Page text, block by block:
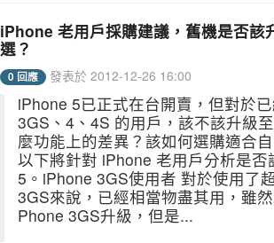
iPhone 老用戶採購建議，舊機是否該
選？
0 回應 發表於 2012-12-26 16:00
iPhone 5已正式在台開賣，但對於
3GS、4、4S 的用戶，該不該升級
麼功能上的差異？該如何選購適合
以下將針對 iPhone 老用戶分析是否
5。iPhone 3GS使用者 對於使用了
3GS來說，已經相當物盡其用，雖
Phone 3GS升級，但是...